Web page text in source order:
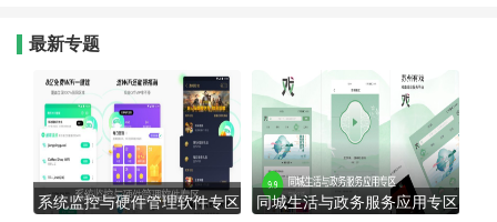
最新专题
系统监控与硬件管理软件专区 同城生活与政务服务应用专区